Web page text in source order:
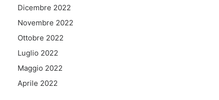
Dicembre 2022
Novembre 2022
Ottobre 2022
Luglio 2022
Maggio 2022
Aprile 2022